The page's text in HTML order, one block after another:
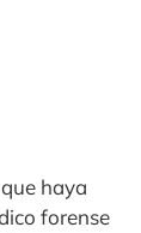
haya
forense